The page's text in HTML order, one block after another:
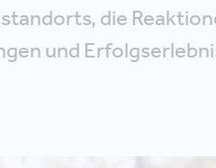
die
und